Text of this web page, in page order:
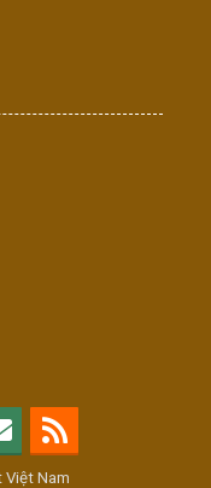
Việt Nam